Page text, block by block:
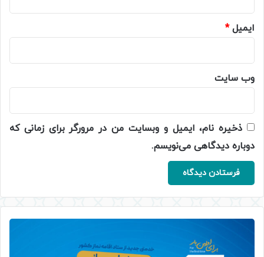
ایمیل*
وب‌ سایت
ذخیره نام، ایمیل و وبسایت من در مرورگر برای زمانی که
دوباره دیدگاهی می‌نویسم.